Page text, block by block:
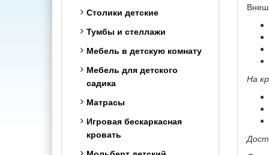
Столики детские
Тумбы и стеллажи
Мебель в детскую комнату
Мебель для детского
садика
Матрасы
Игровая бескаркасная
кровать
На